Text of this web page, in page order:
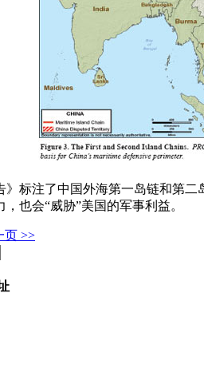
》标注了中国外海第一岛链和第
也会“威胁”美国的军事利益。
页 >>